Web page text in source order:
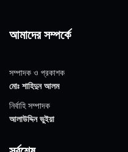
আমাদের সম্পর্কে
সম্পাদক ও প্রকাশক
মোঃ শাহিদুন আলম
নির্বাহি সম্পাদক
আলাউদ্দিন ভুইয়া